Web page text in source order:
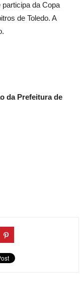
da Copa
de Toledo. A
da Prefeitura de